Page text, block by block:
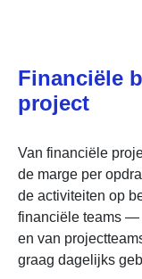
Financiële
project
Van financiële
de marge per
de activiteiten op
financiële teams
en van
graag dagelijks